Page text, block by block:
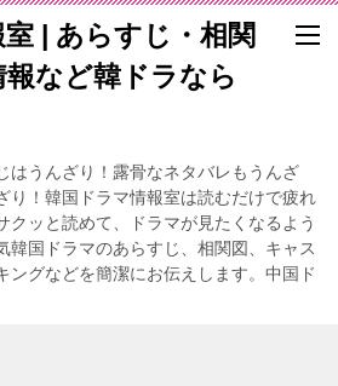
| あらすじ・相関
など韓ドラなら
はうんざり！露骨なネタバレもうんざ
り！韓国ドラマ情報室は読むだけで疲れ
クッと読めて、ドラマが見たくなるよう
韓国ドラマのあらすじ、相関図、キャス
ングなどを簡潔にお伝えします。中国ド